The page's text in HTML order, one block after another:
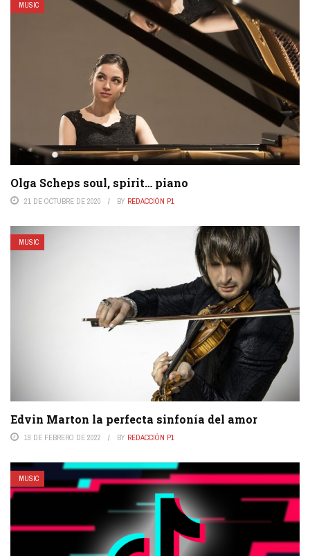
MUSIC
Olga Scheps soul, spirit… piano
21 DE OCTUBRE DE 2020 BY REDACCIÓN P1
MUSIC
Edvin Marton la perfecta sinfonía del amor
19 DE FEBRERO DE 2022 BY REDACCIÓN P1
MUSIC